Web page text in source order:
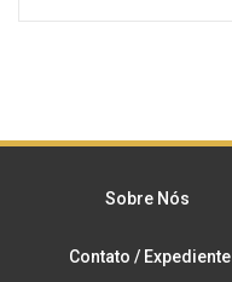
Sobre Nós
Contato / Expediente